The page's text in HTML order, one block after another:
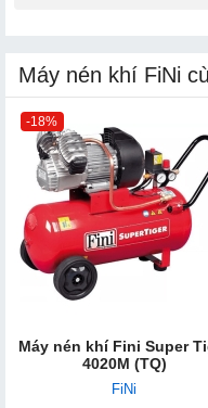
Máy nén khí FiNi
-18%
Máy nén khí Fini Super
4020M (TQ)
FiNi